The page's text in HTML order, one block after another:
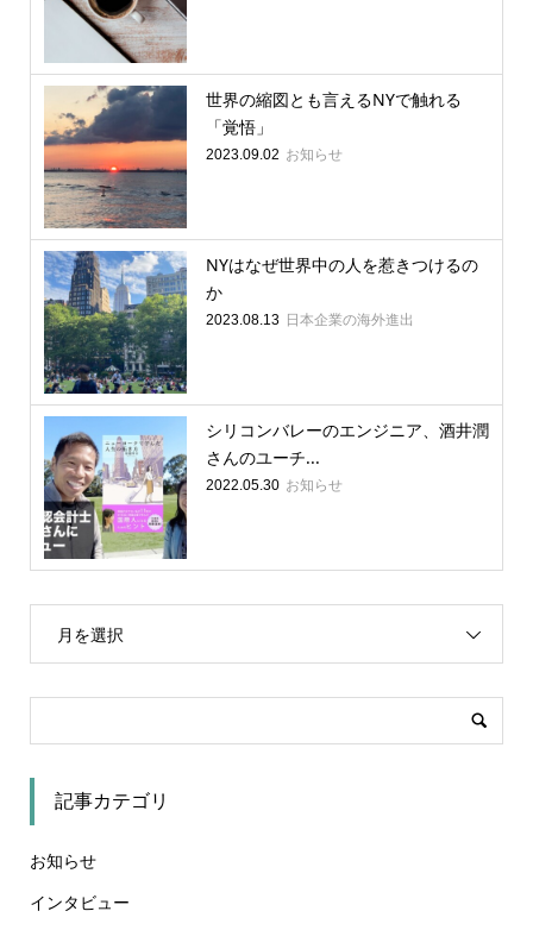
世界の縮図とも言えるNYで触れる
「覚悟」
2023.09.02 お知らせ
NYはなぜ世界中の人を惹きつけるの
か
2023.08.13 日本企業の海外進出
シリコンバレーのエンジニア、酒井潤
さんのユーチ...
2022.05.30 お知らせ
月を選択
記事カテゴリ
お知らせ
インタビュー